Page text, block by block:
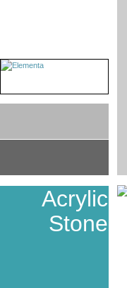
Acrylic
Stone